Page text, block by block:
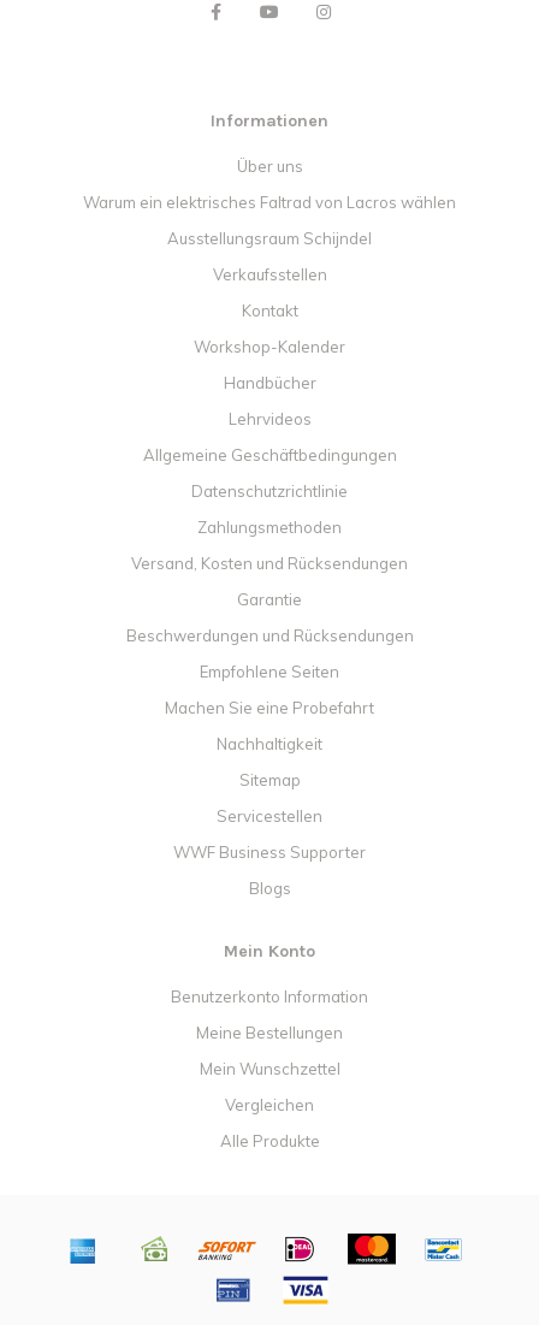
Informationen
Über uns
Warum ein elektrisches Faltrad von Lacros wählen
Ausstellungsraum Schijndel
Verkaufsstellen
Kontakt
Workshop-Kalender
Handbücher
Lehrvideos
Allgemeine Geschäftbedingungen
Datenschutzrichtlinie
Zahlungsmethoden
Versand, Kosten und Rücksendungen
Garantie
Beschwerdungen und Rücksendungen
Empfohlene Seiten
Machen Sie eine Probefahrt
Nachhaltigkeit
Sitemap
Servicestellen
WWF Business Supporter
Blogs
Mein Konto
Benutzerkonto Information
Meine Bestellungen
Mein Wunschzettel
Vergleichen
Alle Produkte